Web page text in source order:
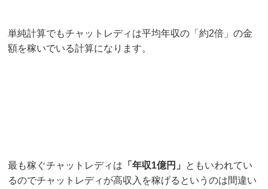
単純計算でもチャットレディは平均年収の「約2倍」の金
額を稼いでいる計算になります。
最も稼ぐチャットレディは 「年収1億円」 ともいわれてい
るのでチャットレディが高収入を稼げるというのは間違い